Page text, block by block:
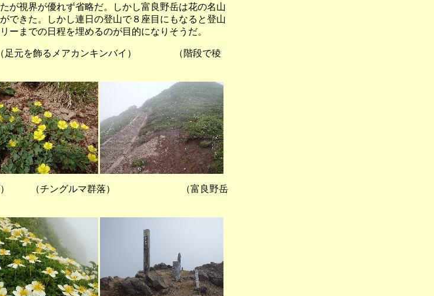
が視界が優れず省略だ。しかし富良野岳は花の名山
できた。しかし連日の登山で８座目にもなると登山
ーまでの日程を埋めるのが目的になりそうだ。
元を飾るメアカンキンバイ） （階段で稜
イチゲ） （チングルマ群落） （富良野岳